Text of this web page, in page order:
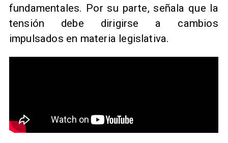
fundamentales. Por su parte, señala que la
tensión debe dirigirse a cambios
impulsados en materia legislativa.